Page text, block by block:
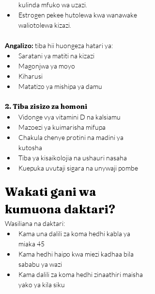
kulinda mfuko wa uzazi.
Estrogen pekee hutolewa kwa wanawake
waliotolewa kizazi.
Angalizo: tiba hii huongeza hatari ya:
Saratani ya matiti na kizazi
Magonjwa ya moyo
Kiharusi
Matatizo ya mishipa ya damu
2. Tiba zisizo za homoni
Vidonge vya vitamini D na kalsiamu
Mazoezi ya kuimarisha mifupa
Chakula chenye protini na madini ya
kutosha
Tiba ya kisaikolojia na ushauri nasaha
Kuepuka uvutaji sigara na unywaji pombe
Wakati gani wa
kumuona daktari?
Wasiliana na daktari:
Kama una dalili za koma hedhi kabla ya
miaka 45
Kama hedhi haipo kwa miezi kadhaa bila
sababu ya wazi
Kama dalili za koma hedhi zinaathiri maisha
yako ya kila siku